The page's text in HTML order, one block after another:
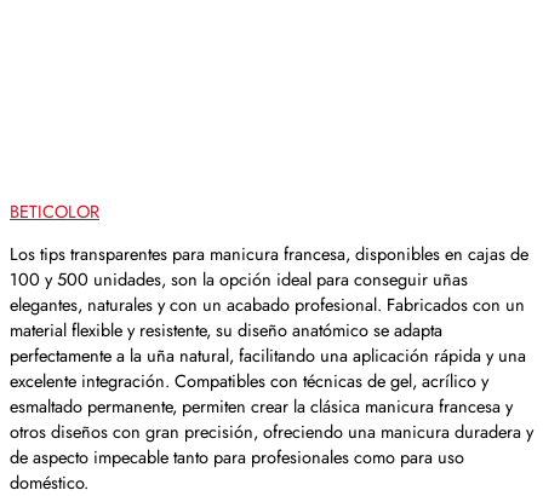
BETICOLOR
Los tips transparentes para manicura francesa, disponibles en cajas de
100 y 500 unidades, son la opción ideal para conseguir uñas
elegantes, naturales y con un acabado profesional. Fabricados con un
material flexible y resistente, su diseño anatómico se adapta
perfectamente a la uña natural, facilitando una aplicación rápida y una
excelente integración. Compatibles con técnicas de gel, acrílico y
esmaltado permanente, permiten crear la clásica manicura francesa y
otros diseños con gran precisión, ofreciendo una manicura duradera y
de aspecto impecable tanto para profesionales como para uso
doméstico.